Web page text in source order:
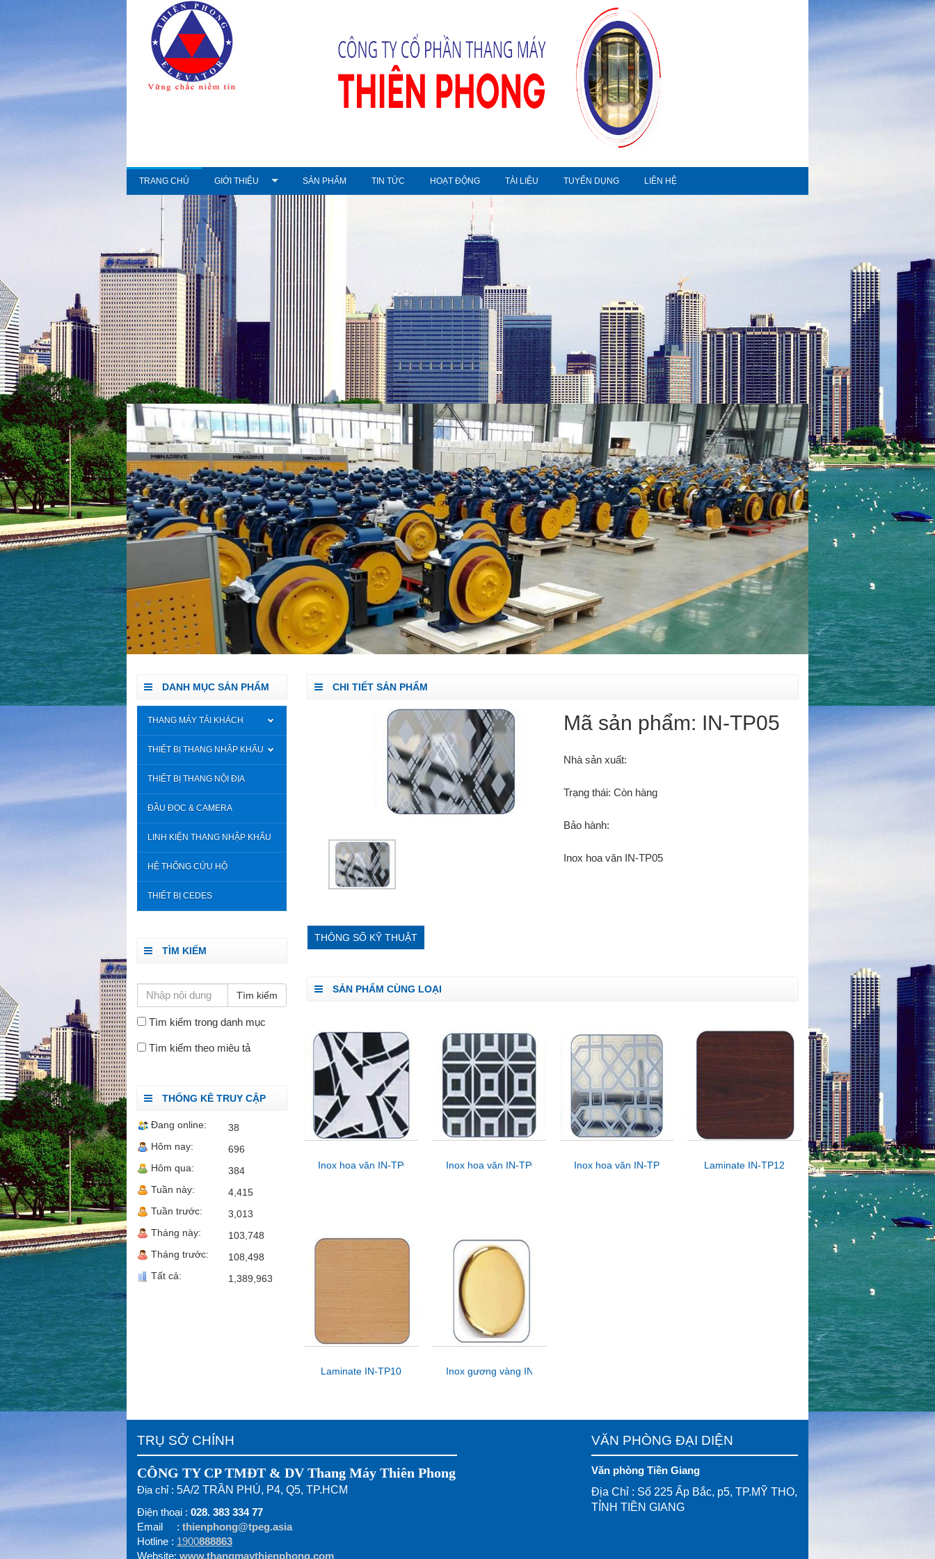
TRANG CHỦ GIỚI THIỆU SẢN PHẨM TIN TỨC HOẠT ĐỘNG TÀI LIỆU TUYỂN DỤNG LIÊN HỆ
DANH MỤC SẢN PHẨM
THANG MÁY TẢI KHÁCH
THIẾT BỊ THANG NHẬP KHẨU
THIẾT BỊ THANG NỘI ĐỊA
ĐẦU ĐỌC & CAMERA
LINH KIỆN THANG NHẬP KHẨU
HỆ THỐNG CỨU HỘ
THIẾT BỊ CEDES
TÌM KIẾM
Tìm kiếm trong danh mục
Tìm kiếm theo miêu tả
THỐNG KÊ TRUY CẬP
Đang online:
38
Hôm nay:
696
Hôm qua:
384
Tuần này:
4,415
Tuần trước:
3,013
Tháng này:
103,748
Tháng trước:
108,498
Tất cả:
1,389,963
CHI TIẾT SẢN PHẨM
Mã sản phẩm: IN-TP05
Nhà sản xuất:
Trạng thái: Còn hàng
Bảo hành:
Inox hoa văn IN-TP05
THÔNG SỐ KỸ THUẬT
SẢN PHẨM CÙNG LOẠI
Inox hoa văn IN-TP08 Inox hoa văn IN-TP07 Inox hoa văn IN-TP06 Laminate IN-TP12
Laminate IN-TP10 Inox gương vàng IN-TP03
TRỤ SỞ CHÍNH
CÔNG TY CP TMĐT & DV Thang Máy Thiên Phong
Địa chỉ : 5A/2 TRẦN PHÚ, P4, Q5, TP.HCM
Điện thoại : 028. 383 334 77
Email : thienphong@tpeg.asia
Hotline : 1900888863
Website: www.thangmaythienphong.com
VĂN PHÒNG ĐẠI DIỆN
Văn phòng Tiền Giang
Địa Chỉ : Số 225 Ấp Bắc, p5, TP.MỸ THO,
TỈNH TIỀN GIANG